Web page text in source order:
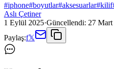
#iphone#boyutlar#aksesuarlar#kilif
Aslı Çetiner
1 Eylül 2025·Güncellendi: 27
Paylaş:f𝕏